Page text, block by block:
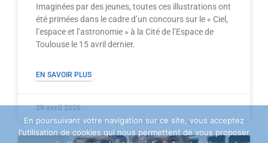
Imaginées par des jeunes, toutes ces illustrations ont
été primées dans le cadre d’un concours sur le « Ciel,
l’espace et l’astronomie » à la Cité de l’Espace de
Toulouse le 15 avril dernier.
EN SAVOIR PLUS
29 avril 2026
En poursuivant votre navigation sur ce site, vous acceptez
l'utilisation de cookies qui nous permettent de vous proposer